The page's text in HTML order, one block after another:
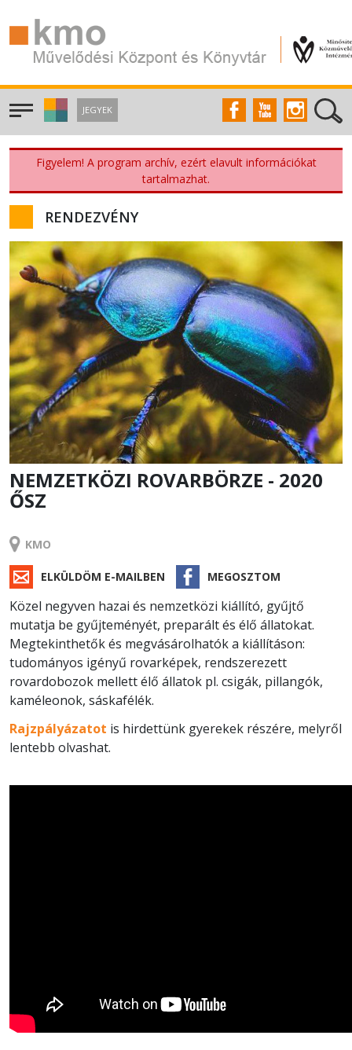
JEGYEK
Figyelem! A program archív, ezért elavult információkat
tartalmazhat.
RENDEZVÉNY
NEMZETKÖZI ROVARBÖRZE - 2020
ŐSZ
KMO
ELKÜLDÖM E-MAILBEN MEGOSZTOM
Közel negyven hazai és nemzetközi kiállító, gyűjtő
mutatja be gyűjteményét, preparált és élő állatokat.
Megtekinthetők és megvásárolhatók a kiállításon:
tudományos igényű rovarképek, rendszerezett
rovardobozok mellett élő állatok pl. csigák, pillangók,
kaméleonok, sáskafélék.
Rajzpályázatot is hirdettünk gyerekek részére, melyről
lentebb olvashat.